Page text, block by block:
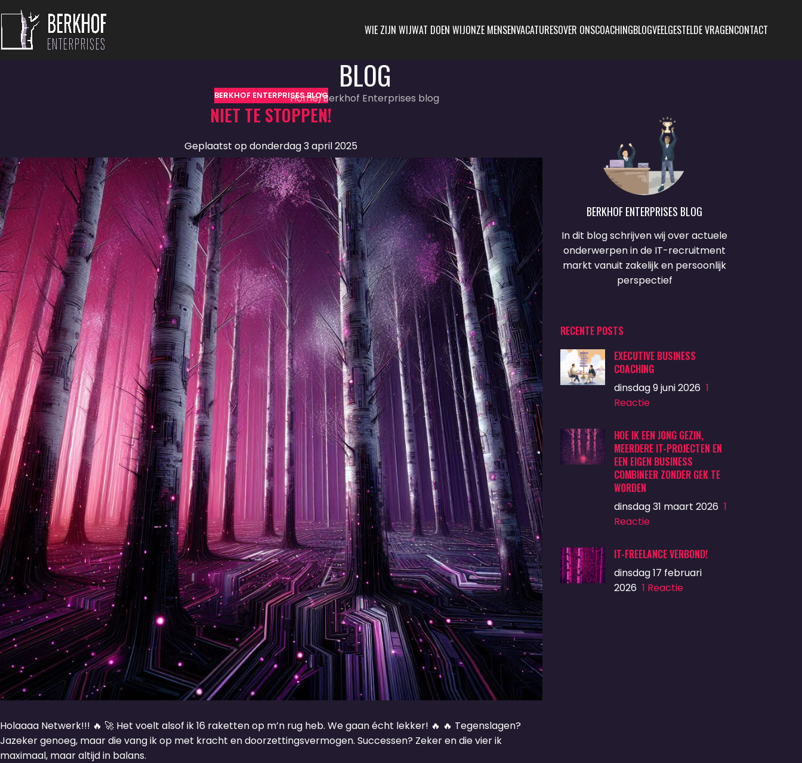
WIE ZIJN WIJWAT DOEN WIJONZE MENSENVACATURESOVER ONSCOACHINGBLOGVEELGESTELDE VRAGENCONTACT
BLOG
Home Berkhof Enterprises blog
BERKHOF ENTERPRISES BLOG
NIET TE STOPPEN!
Geplaatst op donderdag 3 april 2025
Holaaaa Netwerk!!! 🔥 🚀 Het voelt alsof ik 16 raketten op m’n rug heb. We gaan écht lekker! 🔥 🔥 Tegenslagen?
Jazeker genoeg, maar die vang ik op met kracht en doorzettingsvermogen. Successen? Zeker en die vier ik
maximaal, maar altijd in balans.
BERKHOF ENTERPRISES BLOG
In dit blog schrijven wij over actuele
onderwerpen in de IT-recruitment
markt vanuit zakelijk en persoonlijk
perspectief
RECENTE POSTS
EXECUTIVE BUSINESS
COACHING
dinsdag 9 juni 2026 1
Reactie
HOE IK EEN JONG GEZIN,
MEERDERE IT-PROJECTEN EN
EEN EIGEN BUSINESS
COMBINEER ZONDER GEK TE
WORDEN
dinsdag 31 maart 2026 1
Reactie
IT-FREELANCE VERBOND!
dinsdag 17 februari
2026 1 Reactie